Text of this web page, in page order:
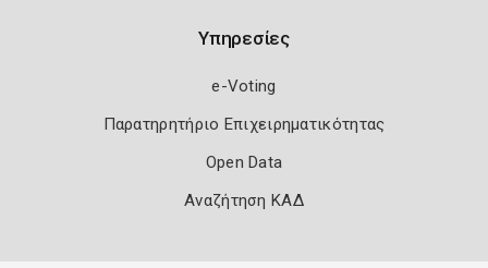
Υπηρεσίες
e-Voting
Παρατηρητήριο Επιχειρηματικότητας
Open Data
Αναζήτηση ΚΑΔ